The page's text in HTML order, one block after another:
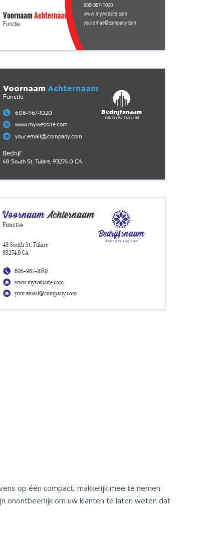
Functie
VoornaamAchternaam
your.email@company.com
608-967-1020
www.mywebsite.com
48 South St. Tulare, 93274.0 CA
www.mywebsite.com
your.email@company.com
608-967-1020
Bedrijf
Functie
Voornaam Achternaam
Bedrijfsnaam
Bedrijfs tagline
your.email@company.com
608-967-1020
www.mywebsite.com
48 South St. Tulare
93274.0 CA
Functie
VoornaamAchternaam
Bedrijfsnaam
Bedrijfs tagline
op één compact, makkelijk mee te nemen
onontbeerlijk om uw klanten te laten weten dat